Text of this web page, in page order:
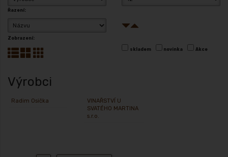
Řazení:
Zobrazení:
skladem novinka Akce
Výrobci
Radim Osička
VINAŘSTVÍ U
SVATÉHO MARTINA
s.r.o.